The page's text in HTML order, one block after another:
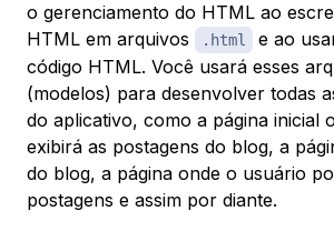
o gerenciamento do HTML ao
HTML em arquivos
.html
e ao
código HTML. Você usará esses
(modelos) para desenvolver todas
do aplicativo, como a página inicial
exibirá as postagens do blog, a
do blog, a página onde o usuário
postagens e assim por diante.